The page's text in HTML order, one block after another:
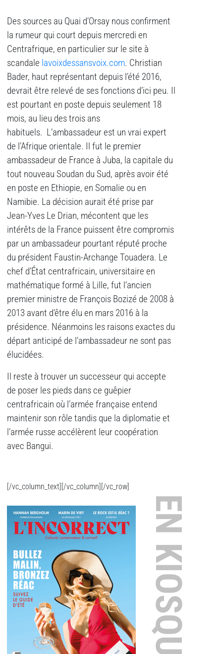
Des sources au Quai d’Orsay nous confirment
la rumeur qui court depuis mercredi en
Centrafrique, en particulier sur le site à
scandale lavoixdessansvoix.com. Christian
Bader, haut représentant depuis l’été 2016,
devrait être relevé de ses fonctions d’ici peu. Il
est pourtant en poste depuis seulement 18
mois, au lieu des trois ans
habituels. L’ambassadeur est un vrai expert
de l’Afrique orientale. Il fut le premier
ambassadeur de France à Juba, la capitale du
tout nouveau Soudan du Sud, après avoir été
en poste en Ethiopie, en Somalie ou en
Namibie. La décision aurait été prise par
Jean-Yves Le Drian, mécontent que les
intérêts de la France puissent être compromis
par un ambassadeur pourtant réputé proche
du président Faustin-Archange Touadera. Le
chef d’État centrafricain, universitaire en
mathématique formé à Lille, fut l’ancien
premier ministre de François Bozizé de 2008 à
2013 avant d’être élu en mars 2016 à la
présidence. Néanmoins les raisons exactes du
départ anticipé de l’ambassadeur ne sont pas
élucidées.
Il reste à trouver un successeur qui accepte
de poser les pieds dans ce guêpier
centrafricain où l’armée française entend
maintenir son rôle tandis que la diplomatie et
l’armée russe accélèrent leur coopération
avec Bangui.
[/vc_column_text][/vc_column][/vc_row]
EN KIOSQUE